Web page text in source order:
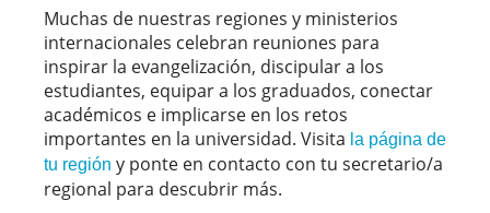
Muchas de nuestras regiones y ministerios
internacionales celebran reuniones para
inspirar la evangelización, discipular a los
estudiantes, equipar a los graduados, conectar
académicos e implicarse en los retos
importantes en la universidad. Visita la página de
tu región y ponte en contacto con tu secretario/a
regional para descubrir más.